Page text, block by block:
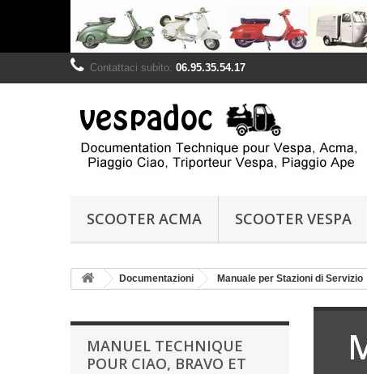
Contattaci subito: 06.95.35.54.17
SCOOTER ACMA SCOOTER VESPA
Documentazioni Manuale per Stazioni di Servizio
MANUEL TECHNIQUE
POUR CIAO, BRAVO ET